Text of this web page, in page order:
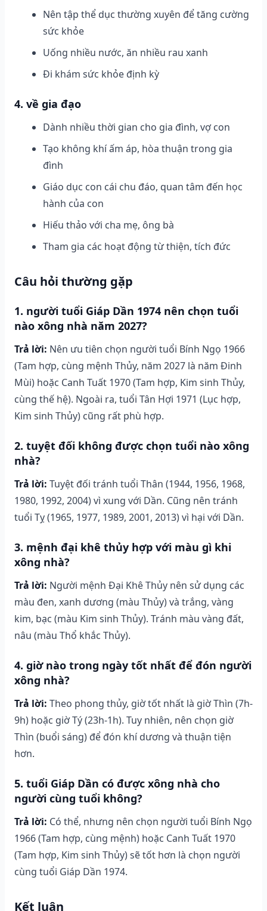
Nên tập thể dục thường xuyên để tăng cường
sức khỏe
Uống nhiều nước, ăn nhiều rau xanh
Đi khám sức khỏe định kỳ
4. về gia đạo
Dành nhiều thời gian cho gia đình, vợ con
Tạo không khí ấm áp, hòa thuận trong gia
đình
Giáo dục con cái chu đáo, quan tâm đến học
hành của con
Hiếu thảo với cha mẹ, ông bà
Tham gia các hoạt động từ thiện, tích đức
Câu hỏi thường gặp
1. người tuổi Giáp Dần 1974 nên chọn tuổi
nào xông nhà năm 2027?
Trả lời: Nên ưu tiên chọn người tuổi Bính Ngọ 1966
(Tam hợp, cùng mệnh Thủy, năm 2027 là năm Đinh
Mùi) hoặc Canh Tuất 1970 (Tam hợp, Kim sinh Thủy,
cùng thế hệ). Ngoài ra, tuổi Tân Hợi 1971 (Lục hợp,
Kim sinh Thủy) cũng rất phù hợp.
2. tuyệt đối không được chọn tuổi nào xông
nhà?
Trả lời: Tuyệt đối tránh tuổi Thân (1944, 1956, 1968,
1980, 1992, 2004) vì xung với Dần. Cũng nên tránh
tuổi Tỵ (1965, 1977, 1989, 2001, 2013) vì hại với Dần.
3. mệnh đại khê thủy hợp với màu gì khi
xông nhà?
Trả lời: Người mệnh Đại Khê Thủy nên sử dụng các
màu đen, xanh dương (màu Thủy) và trắng, vàng
kim, bạc (màu Kim sinh Thủy). Tránh màu vàng đất,
nâu (màu Thổ khắc Thủy).
4. giờ nào trong ngày tốt nhất để đón người
xông nhà?
Trả lời: Theo phong thủy, giờ tốt nhất là giờ Thìn (7h-
9h) hoặc giờ Tý (23h-1h). Tuy nhiên, nên chọn giờ
Thìn (buổi sáng) để đón khí dương và thuận tiện
hơn.
5. tuổi Giáp Dần có được xông nhà cho
người cùng tuổi không?
Trả lời: Có thể, nhưng nên chọn người tuổi Bính Ngọ
1966 (Tam hợp, cùng mệnh) hoặc Canh Tuất 1970
(Tam hợp, Kim sinh Thủy) sẽ tốt hơn là chọn người
cùng tuổi Giáp Dần 1974.
Kết luận